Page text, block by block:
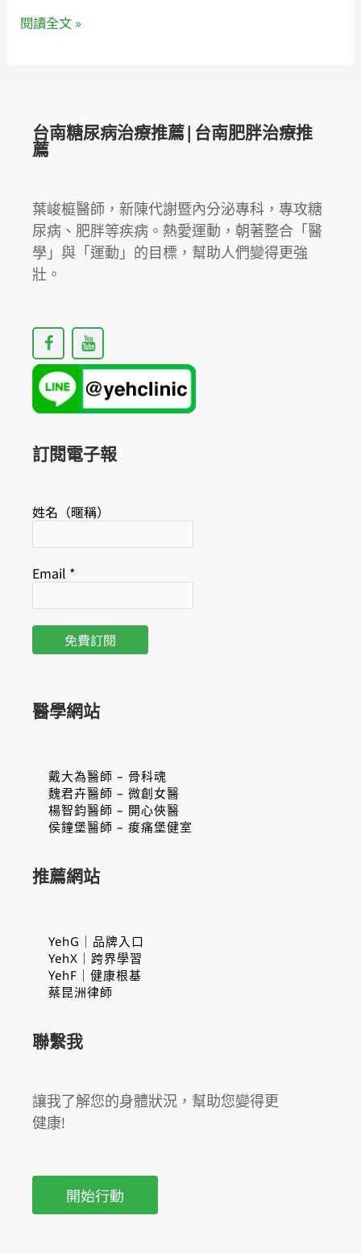
身
閱讀全文 »
台南糖尿病治療推薦|台南肥胖治療推
薦
葉峻榳醫師，新陳代謝暨內分泌專科，專攻糖
尿病、肥胖等疾病。熱愛運動，朝著整合「醫
學」與「運動」的目標，幫助人們變得更強
壯。
F
a
c
e
b
o
k
Y
o
u
t
u
b
訂閱電子報
姓名（暱稱）
Email *
醫學網站
戴大為醫師 – 骨科魂
魏君卉醫師 – 微創女醫
楊智鈞醫師 – 開心俠醫
侯鐘堡醫師 – 痠痛堡健室
推薦網站
YehG｜品牌入口
YehX｜跨界學習
YehF｜健康根基
蔡昆洲律師
聯繫我
讓我了解您的身體狀況，幫助您變得更
健康!
開始行動